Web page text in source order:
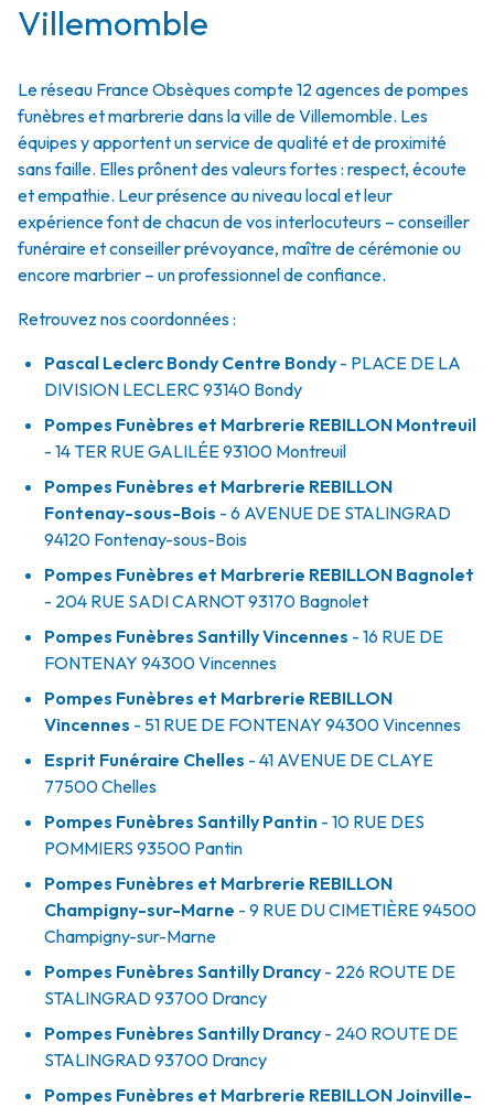
Villemomble
Le réseau France Obsèques compte 12 agences de pompes
funèbres et marbrerie dans la ville de Villemomble. Les
équipes y apportent un service de qualité et de proximité
sans faille. Elles prônent des valeurs fortes : respect, écoute
et empathie. Leur présence au niveau local et leur
expérience font de chacun de vos interlocuteurs – conseiller
funéraire et conseiller prévoyance, maître de cérémonie ou
encore marbrier – un professionnel de confiance.
Retrouvez nos coordonnées :
Pascal Leclerc Bondy Centre Bondy - PLACE DE LA
DIVISION LECLERC93140 Bondy
Pompes Funèbres et Marbrerie REBILLON Montreuil
- 14 TER RUE GALILÉE93100 Montreuil
Pompes Funèbres et Marbrerie REBILLON
Fontenay-sous-Bois - 6 AVENUE DE STALINGRAD
94120 Fontenay-sous-Bois
Pompes Funèbres et Marbrerie REBILLON Bagnolet
- 204 RUE SADI CARNOT93170 Bagnolet
Pompes Funèbres Santilly Vincennes - 16 RUE DE
FONTENAY 94300Vincennes
Pompes Funèbres et Marbrerie REBILLON
Vincennes - 51 RUE DE FONTENAY 94300Vincennes
Esprit Funéraire Chelles - 41 AVENUE DE CLAYE
77500Chelles
Pompes Funèbres Santilly Pantin - 10 RUE DES
POMMIERS 93500 Pantin
Pompes Funèbres et Marbrerie REBILLON
Champigny-sur-Marne - 9 RUE DU CIMETIÈRE94500
Champigny-sur-Marne
Pompes Funèbres Santilly Drancy - 226 ROUTE DE
STALINGRAD93700 Drancy
Pompes Funèbres Santilly Drancy - 240 ROUTE DE
STALINGRAD93700 Drancy
Pompes Funèbres et Marbrerie REBILLON Joinville-